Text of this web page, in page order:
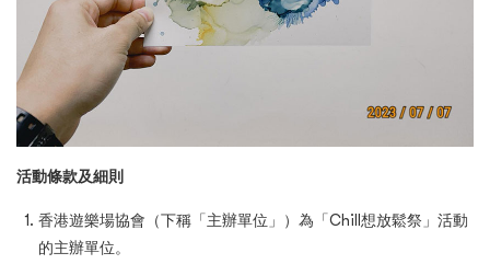
活動條款及細則
香港遊樂場協會（下稱「主辦單位」）為「Chill想放鬆祭」活動
的主辦單位。